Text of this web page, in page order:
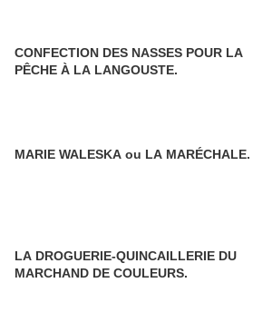
CONFECTION DES NASSES POUR LA
PÊCHE À LA LANGOUSTE.
MARIE WALESKA ou LA MARÉCHALE.
LA DROGUERIE-QUINCAILLERIE DU
MARCHAND DE COULEURS.